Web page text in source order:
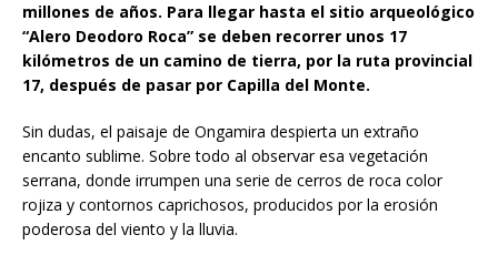
millones de años. Para llegar hasta el sitio arqueológico
“Alero Deodoro Roca” se deben recorrer unos 17
kilómetros de un camino de tierra, por la ruta provincial
17, después de pasar por Capilla del Monte.
Sin dudas, el paisaje de Ongamira despierta un extraño
encanto sublime. Sobre todo al observar esa vegetación
serrana, donde irrumpen una serie de cerros de roca color
rojiza y contornos caprichosos, producidos por la erosión
poderosa del viento y la lluvia.